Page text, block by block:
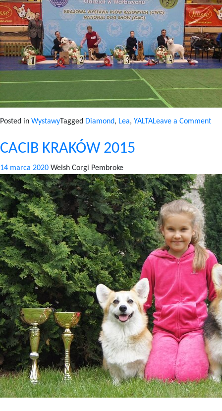
Posted in WystawyTagged Diamond, Lea, YALTALeave a Commenton
CACIB KRAKÓW 2015
14 marca 2020 Welsh Corgi Pembroke